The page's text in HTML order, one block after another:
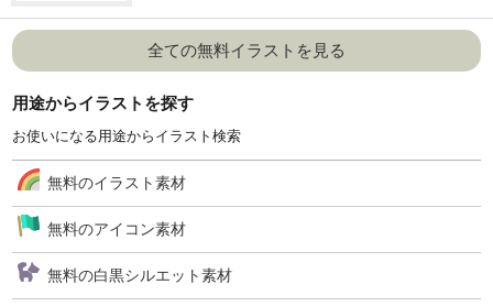
全ての無料イラストを見る
用途からイラストを探す
お使いになる用途からイラスト検索
無料のイラスト素材
無料のアイコン素材
無料の白黒シルエット素材